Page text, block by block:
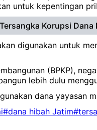
untuk kepentingan
Korupsi Dana
digunakan untuk
(BPKP),
lebih dulu
dana yayasan
#dana hibah Jatim